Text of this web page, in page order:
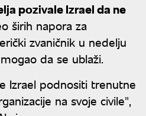
pozivale Izrael da ne
širih napora za
zvaničnik u nedelju
da se ublaži.
Izrael podnositi trenutne
na svoje civile",